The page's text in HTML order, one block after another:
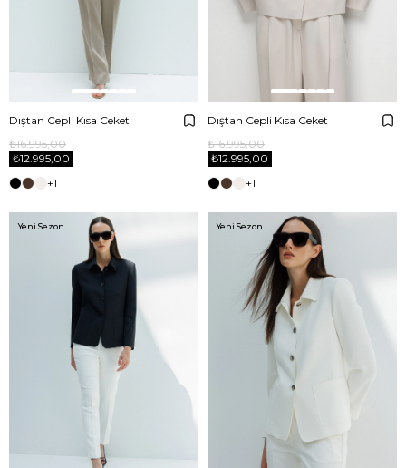
Dıştan Cepli Kısa Ceket
₺12.995,00
₺16.995,00
+1
Dıştan Cepli Kısa Ceket
₺12.995,00
₺16.995,00
+1
Yeni Sezon Yeni Sezon